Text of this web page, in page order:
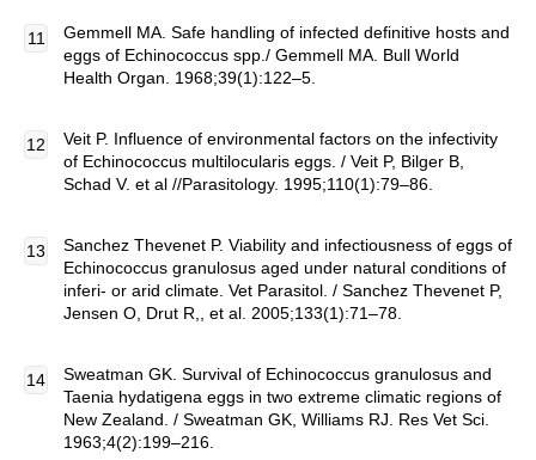
Gemmell MA. Safe handling of infected definitive hosts and
eggs of Echinococcus spp./ Gemmell MA. Bull World
Health Organ. 1968;39(1):122–5.
Veit P. Influence of environmental factors on the infectivity
of Echinococcus multilocularis eggs. / Veit P, Bilger B,
Schad V. et al //Parasitology. 1995;110(1):79–86.
Sanchez Thevenet P. Viability and infectiousness of eggs of
Echinococcus granulosus aged under natural conditions of
inferi- or arid climate. Vet Parasitol. / Sanchez Thevenet P,
Jensen O, Drut R,, et al. 2005;133(1):71–78.
Sweatman GK. Survival of Echinococcus granulosus and
Taenia hydatigena eggs in two extreme climatic regions of
New Zealand. / Sweatman GK, Williams RJ. Res Vet Sci.
1963;4(2):199–216.